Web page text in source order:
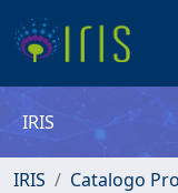
IRIS
IRIS
Catalogo